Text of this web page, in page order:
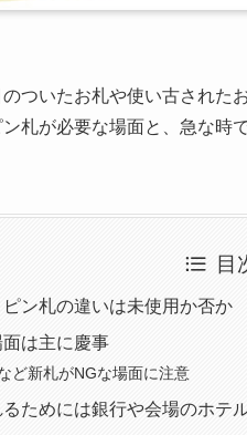
ついたお札や使い古された
札が必要な場面と、急な時
目
ン札の違いは未使用か否か
は主に慶事
ど新札がNGな場面に注意
ためには銀行や会場のホテ